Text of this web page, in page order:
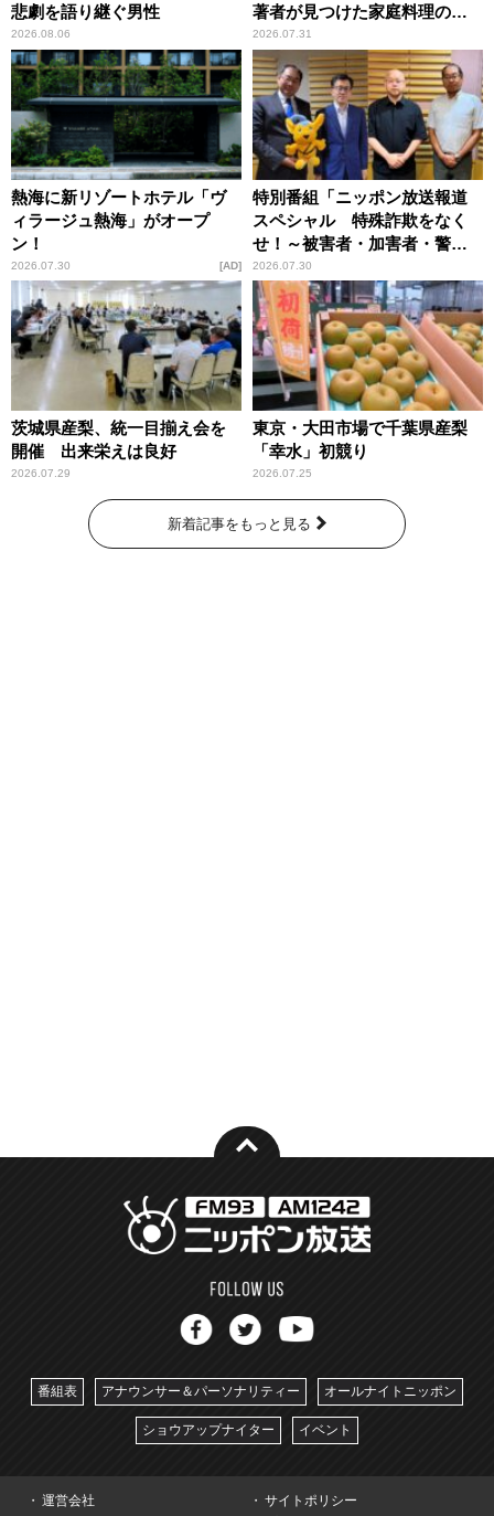
悲劇を語り継ぐ男性
2026.08.06
著者が見つけた家庭料理の知
恵
2026.07.31
熱海に新リゾートホテル「ヴ
ィラージュ熱海」がオープ
ン！
2026.07.30 AD
特別番組「ニッポン放送報道
スペシャル 特殊詐欺をなく
せ！～被害者・加害者・警視
庁が語るトクリュウの実態
～」放送
2026.07.30
茨城県産梨、統一目揃え会を
開催 出来栄えは良好
2026.07.29
東京・大田市場で千葉県産梨
「幸水」初競り
2026.07.25
新着記事をもっと見る
番組表 アナウンサー＆パーソナリティー オールナイトニッポン
ショウアップナイター イベント
運営会社
サイトポリシー